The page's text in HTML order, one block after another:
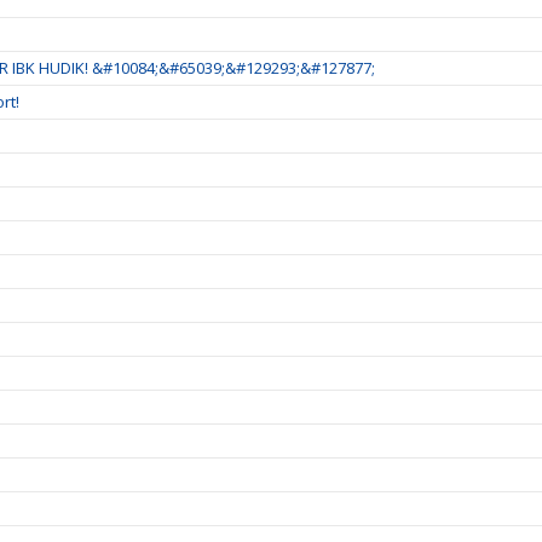
IBK HUDIK! &#10084;&#65039;&#129293;&#127877;